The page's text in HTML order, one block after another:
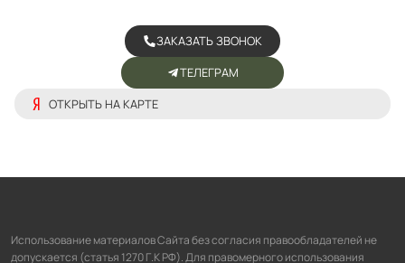
ОТКРЫТЬ НА КАРТЕ
ТЕЛЕГРАМ
ЗАКАЗАТЬ ЗВОНОК
Использование материалов Сайта без согласия правообладателей не
допускается (статья 1270 Г.К РФ). Для правомерного использования